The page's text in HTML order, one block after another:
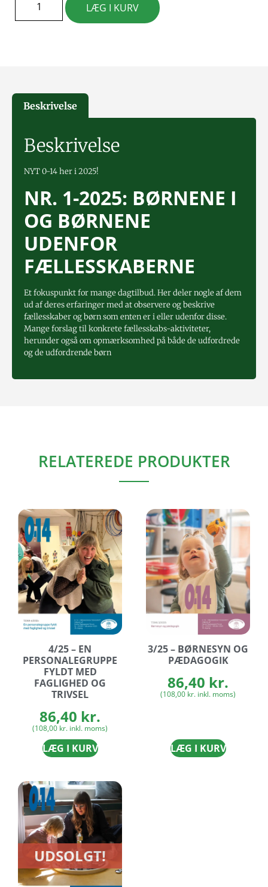
LÆG I KURV
Beskrivelse
Beskrivelse
NYT 0-14 her i 2025!
NR. 1-2025: BØRNENE I
OG BØRNENE
UDENFOR
FÆLLESSKABERNE
Et fokuspunkt for mange dagtilbud. Her deler nogle af dem
ud af deres erfaringer med at observere og beskrive
fællesskaber og børn som enten er i eller udenfor disse.
Mange forslag til konkrete fællesskabs-aktiviteter,
herunder også om opmærksomhed på både de udfordrede
og de udfordrende børn
RELATEREDE PRODUKTER
4/25 – EN
PERSONALEGRUPPE
FYLDT MED
FAGLIGHED OG
TRIVSEL
86,40 kr.
(108,00 kr. inkl. moms)
LÆG I KURV
3/25 – BØRNESYN OG
PÆDAGOGIK
86,40 kr.
(108,00 kr. inkl. moms)
LÆG I KURV
UDSOLGT!